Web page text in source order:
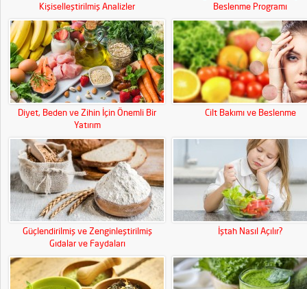
Kişiselleştirilmiş Analizler
Beslenme Programı
Diyet, Beden ve Zihin İçin Önemli Bir
Yatırım
Cilt Bakımı ve Beslenme
Güçlendirilmiş ve Zenginleştirilmiş
Gıdalar ve Faydaları
İştah Nasıl Açılır?